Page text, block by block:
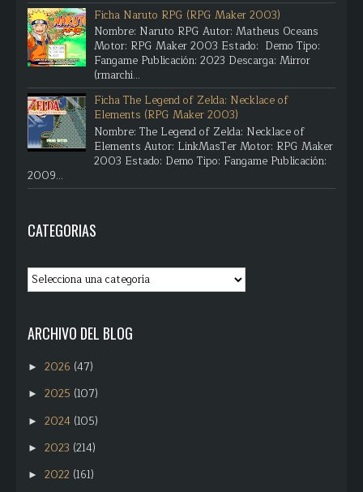
Ficha Naruto RPG (RPG Maker 2003)
Nombre: Naruto RPG Autor: Matheus Oceans
Motor: RPG Maker 2003 Estado: Demo Tipo:
Fangame Publicación: 2023 Descarga: Mirror
(rmarchi...
Ficha The Legend of Zelda: Necklace of
Elements (RPG Maker 2003)
Nombre: The Legend of Zelda: Necklace of
Elements Autor: LinkMasTer Motor: RPG Maker
2003 Estado: Demo Tipo: Fangame Publicación:
2009...
CATEGORIAS
ARCHIVO DEL BLOG
► 2026 (47)
► 2025 (107)
► 2024 (105)
► 2023 (214)
► 2022 (161)